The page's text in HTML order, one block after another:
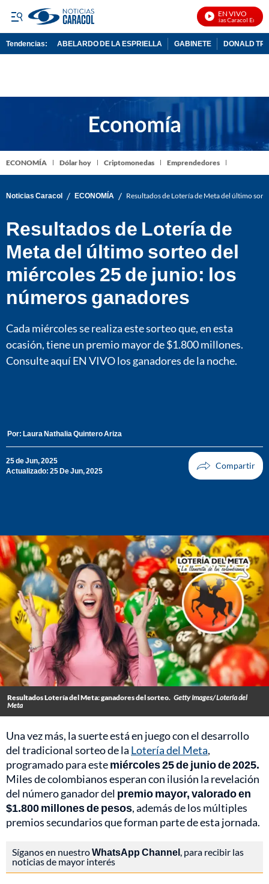
EN VIVO
Noticias Caracol En Vivo
Tendencias: ABELARDO DE LA ESPRIELLA GABINETE DONALD
ECONOMÍA Dólar hoy Criptomonedas Emprendedores
Noticias Caracol / ECONOMÍA / Resultados de Lotería de Meta del último
Resultados de Lotería de
Meta del último sorteo del
miércoles 25 de junio: los
números ganadores
Cada miércoles se realiza este sorteo que, en esta
ocasión, tiene un premio mayor de $1.800 millones.
Consulte aquí EN VIVO los ganadores de la noche.
Por: Laura Nathalia Quintero Ariza
25 de Jun, 2025
Actualizado: 25 De Jun, 2025
Resultados Lotería del Meta: ganadores del sorteo. Getty Images/ Lotería del
Meta
Una vez más, la suerte está en juego con el desarrollo
del tradicional sorteo de la Lotería del Meta,
programado para estemiércoles 25 de junio de 2025.
Miles de colombianos esperan con ilusión la revelación
del número ganador del premio mayor, valorado en
$1.800 millones de pesos, además de los múltiples
premios secundarios que forman parte de esta jornada.
Síganos en nuestroWhatsApp Channel, para recibir las
noticias de mayor interés